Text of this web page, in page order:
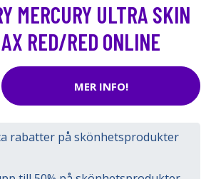
MERCURY ULTRA SKIN
RED/RED ONLINE
MER INFO!
rabatter på skönhetsprodukter